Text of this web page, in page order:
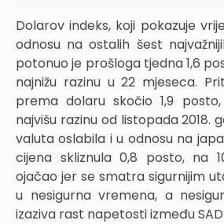
Dolarov indeks, koji pokazuje
odnosu na ostalih šest
potonuo je prošloga tjedna 1,6
najnižu razinu u 22 mjeseca.
prema dolaru skočio 1,9 posto,
najvišu razinu od listopada 2018.
valuta oslabila i u odnosu na
cijena skliznula 0,8 posto, na
ojačao jer se smatra sigurnijim
u nesigurna vremena, a
izaziva rast napetosti između